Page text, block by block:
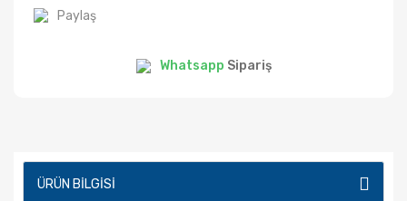
Paylaş
Whatsapp Sipariş
ÜRÜN BILGISI